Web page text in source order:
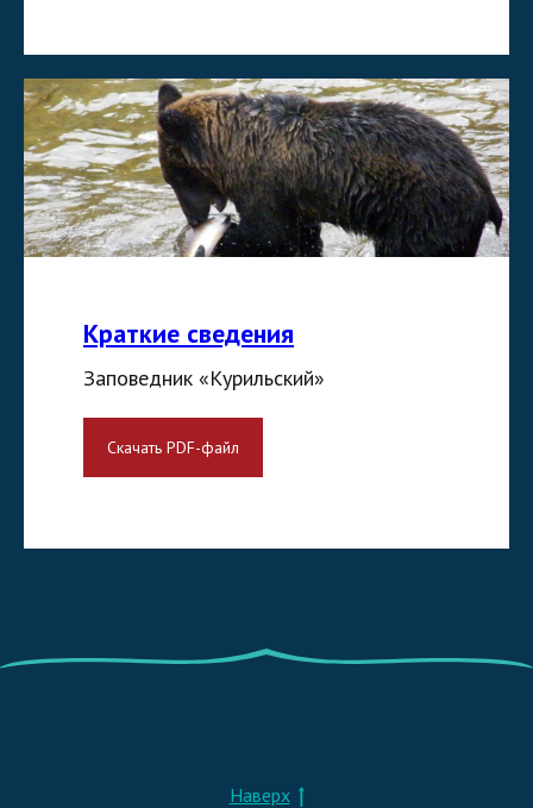
Краткие сведения
Заповедник «Курильский»
Скачать PDF-файл
Наверх